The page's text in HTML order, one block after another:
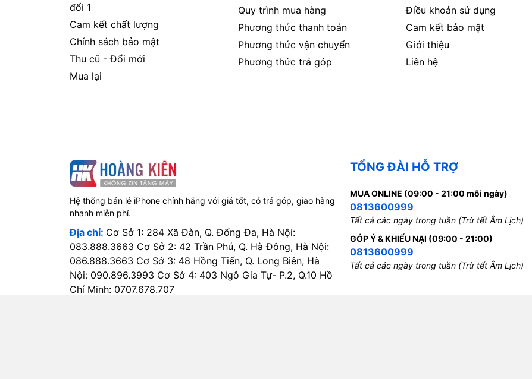
đổi 1
Cam kết chất lượng
Chính sách bảo mật
Thu cũ - Đổi mới
Mua lại
Quy trình mua hàng
Phương thức thanh toán
Phương thức vận chuyển
Phương thức trả góp
Điều khoản sử dụng
Cam kết bảo mật
Giới thiệu
Liên hệ
Hệ thống bán lẻ iPhone chính hãng với giá tốt, có trả góp, giao hàng
nhanh miễn phí.
Địa chỉ: Cơ Sở 1: 284 Xã Đàn, Q. Đống Đa, Hà Nội:
083.888.3663 Cơ Sở 2: 42 Trần Phú, Q. Hà Đông, Hà Nội:
086.888.3663 Cơ Sở 3: 48 Hồng Tiến, Q. Long Biên, Hà
Nội: 090.896.3993 Cơ Sở 4: 403 Ngô Gia Tự- P.2, Q.10 Hồ
Chí Minh: 0707.678.707
TỔNG ĐÀI HỖ TRỢ
MUA ONLINE (09:00 - 21:00 mỗi ngày)
0813600999
Tất cả các ngày trong tuần (Trừ tết Âm Lịch)
GÓP Ý & KHIẾU NẠI (09:00 - 21:00)
0813600999
Tất cả các ngày trong tuần (Trừ tết Âm Lịch)